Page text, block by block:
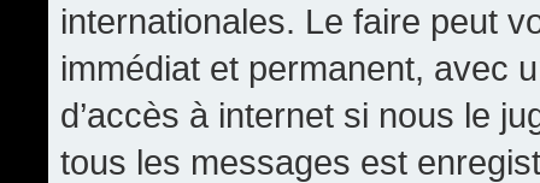
internationales. Le faire peut
immédiat et permanent, avec
d’accès à internet si nous le
tous les messages est